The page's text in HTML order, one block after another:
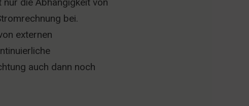
bei.
externen
auch dann noch